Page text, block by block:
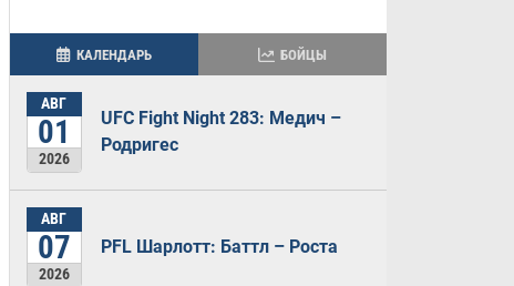
КАЛЕНДАРЬ БОЙЦЫ
АВГ
01
2026
UFC Fight Night 283: Медич –
Родригес
АВГ
07
2026
PFL Шарлотт: Баттл – Роста